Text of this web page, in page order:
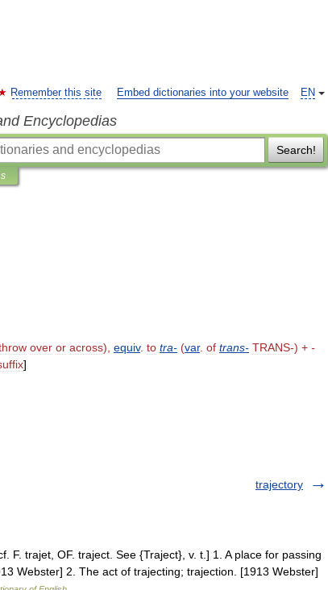
EN
Remember this site Embed dictionaries into your website
Encyclopedias
Search!
over or across), equiv. to tra- (var. of trans- TRANS-) + -
]
trajectory
F. trajet, OF. traject. See {Traject}, v. t.] 1. A place for passing
Webster] 2. The act of trajecting; trajection. [1913 Webster]